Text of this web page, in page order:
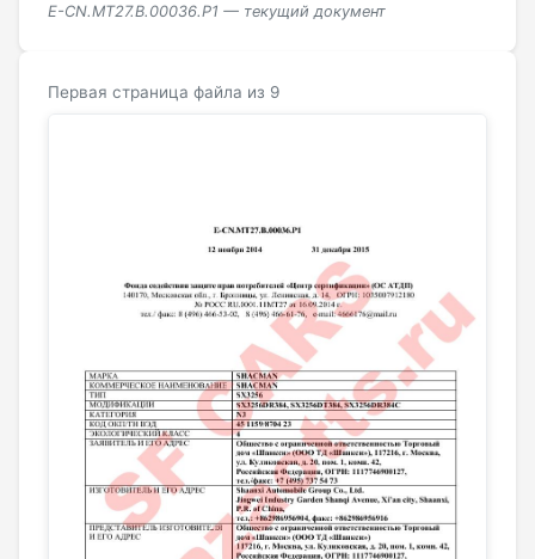
Е-CN.МТ27.B.00036.Р1 — текущий документ
Первая страница файла из 9